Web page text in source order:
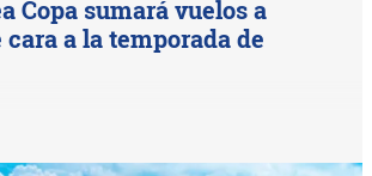
Copa sumará vuelos a
cara a la temporada de